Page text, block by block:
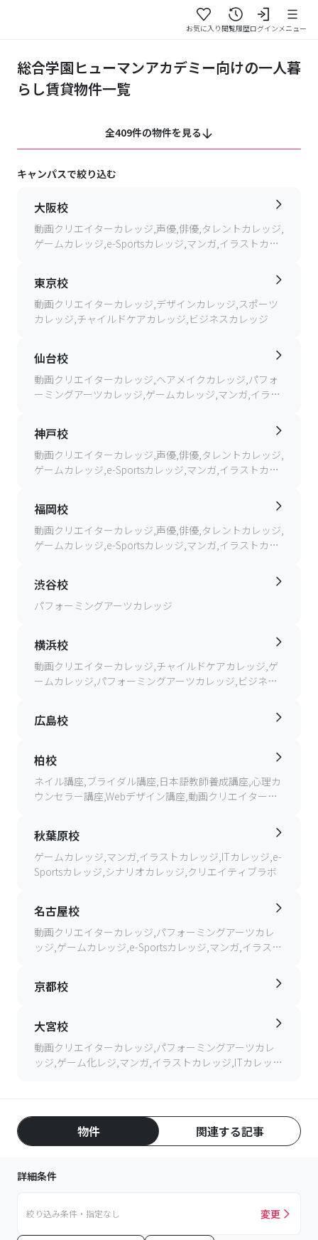
お気に入り閲覧履歴ログインメニュー
総合学園ヒューマンアカデミー向けの一人暮
らし賃貸物件一覧
全409件の物件を見る
キャンパスで絞り込む
大阪校
動画クリエイターカレッジ,声優,俳優,タレントカレッジ,
ゲームカレッジ,e-Sportsカレッジ,マンガ,イラストカレ
カレッジ,ミュージックカレッジ,フィッシングカレッジ,
スポーツカレッジ,バスケットボールカレッジ,チャイル
ドケア(保育)カレッジ
東京校
動画クリエイターカレッジ,デザインカレッジ,スポーツ
カレッジ,チャイルドケアカレッジ,ビジネスカレッジ
仙台校
動画クリエイターカレッジ,ヘアメイクカレッジ,パフォ
ーミングアーツカレッジ,ゲームカレッジ,マンガ,イラス
神戸校
動画クリエイターカレッジ,声優,俳優,タレントカレッジ,
ゲームカレッジ,e-Sportsカレッジ,マンガ,イラストカレ
福岡校
動画クリエイターカレッジ,声優,俳優,タレントカレッジ,
ゲームカレッジ,e-Sportsカレッジ,マンガ,イラストカレ
ツカレッジ,ビジネスカレッジ,チャイルドケア(保育)カレ
ッジ
渋谷校
パフォーミングアーツカレッジ
横浜校
動画クリエイターカレッジ,チャイルドケアカレッジ,ゲ
ームカレッジ,パフォーミングアーツカレッジ,ビジネス
広島校
柏校
ネイル講座,ブライダル講座,日本語教師養成講座,心理カ
ウンセラー講座,Webデザイン講座,動画クリエイター講
秋葉原校
ゲームカレッジ,マンガ,イラストカレッジ,ITカレッジ,e-
Sportsカレッジ,シナリオカレッジ,クリエイティブラボ
名古屋校
動画クリエイターカレッジ,パフォーミングアーツカレ
ッジ,ゲームカレッジ,e-Sportsカレッジ,マンガ,イラスト
京都校
大宮校
動画クリエイターカレッジ,パフォーミングアーツカレ
ッジ,ゲーム化レジ,マンガ,イラストカレッジ,ITカレッ
物件 関連する記事
詳細条件
絞り込み条件・指定なし 変更